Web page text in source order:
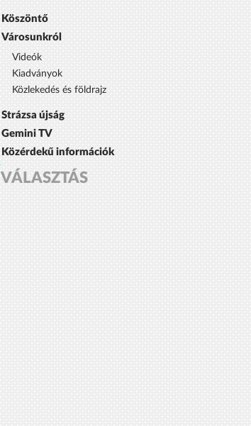
Köszöntő
Városunkról
Videók
Kiadványok
Közlekedés és földrajz
Strázsa újság
Gemini TV
Közérdekű információk
VÁLASZTÁS